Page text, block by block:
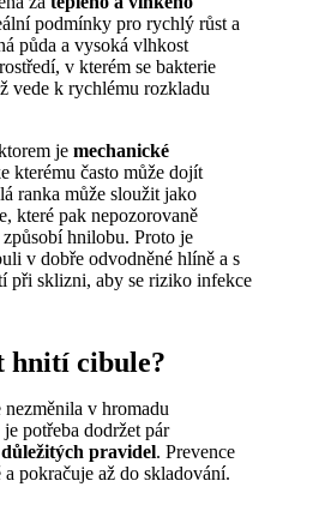
podmínky pro rychlý růst a
půda a vysoká vlhkost
v kterém se bakterie
vede k rychlému rozkladu
je mechanické
kterému často může dojít
ranka může sloužit jako
které pak nepozorovaně
hnilobu. Proto je
v dobře odvodněné hlíně a s
při sklizni, aby se riziko infekce
hnití cibule?
v hromadu
potřeba dodržet pár
pravidel. Prevence
a pokračuje až do skladování.